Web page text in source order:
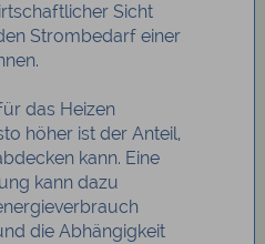
Sicht
Strombedarf einer
das Heizen
höher ist der Anteil,
kann. Eine
kann dazu
die Abhängigkeit